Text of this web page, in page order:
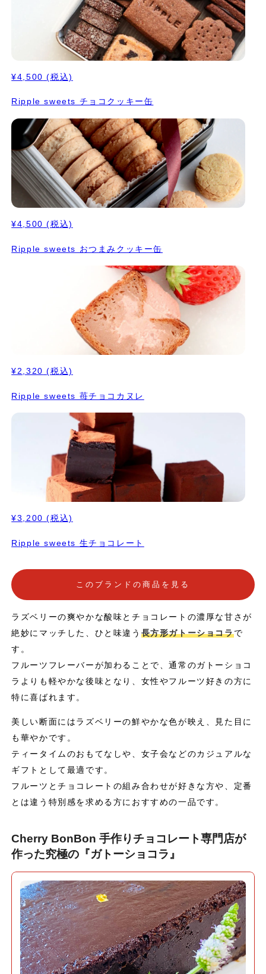
¥4,500 (税込)
Ripple sweets チョコクッキー缶
¥4,500 (税込)
Ripple sweets おつまみクッキー缶
¥2,320 (税込)
Ripple sweets 苺チョコカヌレ
¥3,200 (税込)
Ripple sweets 生チョコレート
このブランドの商品を見る
ラズベリーの爽やかな酸味とチョコレートの濃厚な甘さが
絶妙にマッチした、ひと味違う 長方形ガトーショコラで
す。
フルーツフレーバーが加わることで、通常のガトーショコ
ラよりも軽やかな後味となり、女性やフルーツ好きの方に
特に喜ばれます。
美しい断面にはラズベリーの鮮やかな色が映え、見た目に
も華やかです。
ティータイムのおもてなしや、女子会などのカジュアルな
ギフトとして最適です。
フルーツとチョコレートの組み合わせが好きな方や、定番
とは違う特別感を求める方におすすめの一品です。
Cherry BonBon 手作りチョコレート専門店が
作った究極の『ガトーショコラ』